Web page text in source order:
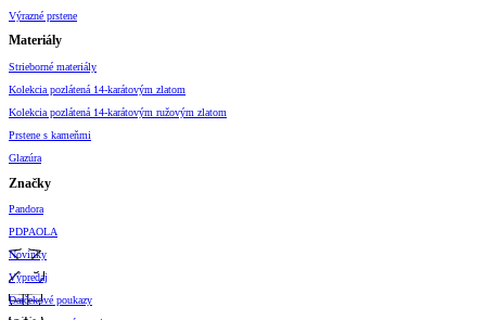
Výrazné prstene
Materiály
Strieborné materiály
Kolekcia pozlátená 14-karátovým zlatom
Kolekcia pozlátená 14-karátovým ružovým zlatom
Prstene s kameňmi
Glazúra
Značky
Pandora
PDPAOLA
Novinky
Výpredaj
Darčekové poukazy